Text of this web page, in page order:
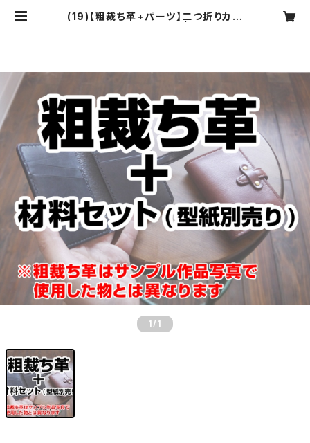
(19)【粗裁ち革+パーツ】二つ折りカー
1 /1